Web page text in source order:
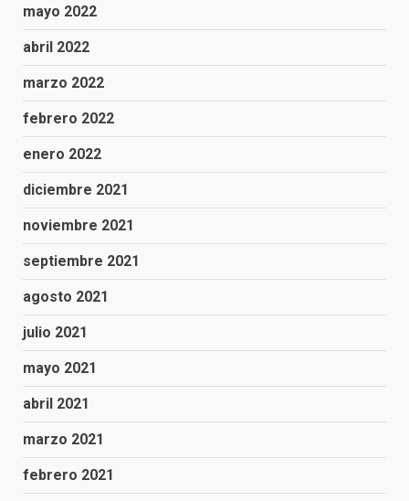
mayo 2022
abril 2022
marzo 2022
febrero 2022
enero 2022
diciembre 2021
noviembre 2021
septiembre 2021
agosto 2021
julio 2021
mayo 2021
abril 2021
marzo 2021
febrero 2021